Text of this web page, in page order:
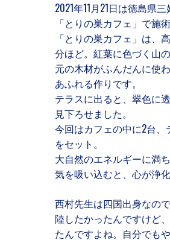
2021年11月21日は徳島県
「とりの巣カフェ」で施
「とりの巣カフェ」は、
分ほど。紅葉に色づく山
元の木材がふんだんに使
あふれる作りです。
テラスに出ると、翠色に
見下ろせました。
今回はカフェの中に2台、
をセット。
大自然のエネルギーに満
気を吸い込むと、心が浄
西村先生は四国出身なの
陸したかったんですけど
たんですよね。自分でも